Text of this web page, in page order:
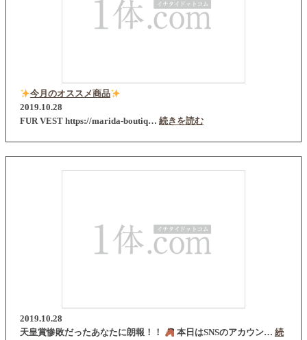
今月のオススメ商品
2019.10.28
FUR VEST https://marida-boutiq… 続きを読む
2019.10.28
天皇賞惨敗だったあなたに朗報！！
本日はSNSのアカウン… 続